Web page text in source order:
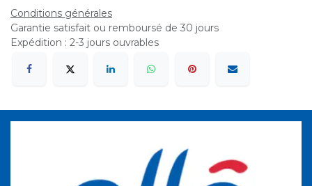
Conditions générales
Garantie satisfait ou remboursé de 30 jours
Expédition : 2-3 jours ouvrables